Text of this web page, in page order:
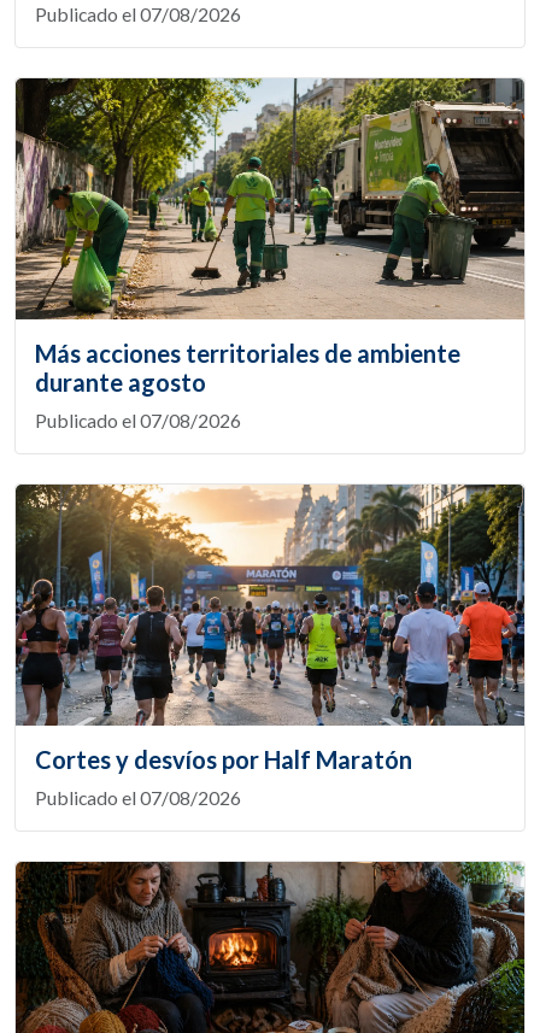
Publicado el 07/08/2026
Más acciones territoriales de ambiente
durante agosto
Publicado el 07/08/2026
Cortes y desvíos por Half Maratón
Publicado el 07/08/2026